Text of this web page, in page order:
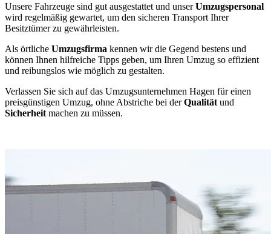
Unsere Fahrzeuge sind gut ausgestattet und unserUmzugspersonal
wird regelmäßig gewartet, um den sicheren Transport Ihrer
Besitztümer zu gewährleisten.
Als örtliche Umzugsfirma kennen wir die Gegend bestens und
können Ihnen hilfreiche Tipps geben, um Ihren Umzug so effizient
und reibungslos wie möglich zu gestalten.
Verlassen Sie sich auf das Umzugsunternehmen Hagen für einen
preisgünstigen Umzug, ohne Abstriche bei derQualität und
Sicherheit machen zu müssen.